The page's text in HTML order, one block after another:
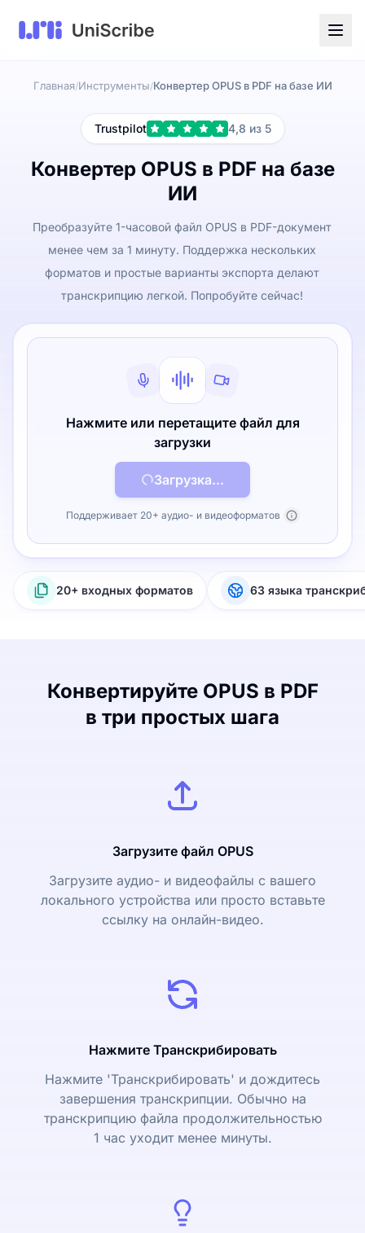
Главная/Инструменты/Конвертер OPUS в PDF на базе ИИ
Trustpilot 4,8 из 5
Конвертер OPUS в PDF на базе
ИИ
Преобразуйте 1-часовой файл OPUS в PDF-документ
менее чем за 1 минуту. Поддержка нескольких
форматов и простые варианты экспорта делают
транскрипцию легкой. Попробуйте сейчас!
Нажмите или перетащите файл для
загрузки
Загрузка...
Поддерживает 20+ аудио- и видеоформатов
20+ входных форматов 63 языка
Конвертируйте OPUS в PDF
в три простых шага
Загрузите файл OPUS
Загрузите аудио- и видеофайлы с вашего
локального устройства или просто вставьте
ссылку на онлайн-видео.
Нажмите Транскрибировать
Нажмите 'Транскрибировать' и дождитесь
завершения транскрипции. Обычно на
транскрипцию файла продолжительностью
1 час уходит менее минуты.